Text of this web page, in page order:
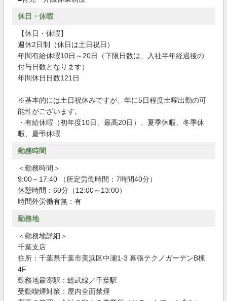
休日・休暇
【休日・休暇】
週休2日制（休日は土日祝日）
年間有給休暇10日～20日（下限日数は、入社半年経過後の
付与日数となります）
年間休日日数121日
※基本的には土日祝休みですが、年に5日程度土曜出勤の可
能性がございます。
・有給休暇（初年度10日、最高20日）、夏季休暇、冬季休
暇、慶弔休暇
勤務時間
＜勤務時間＞
9:00～17:40 （所定労働時間：7時間40分）
休憩時間：60分（12:00～13:00）
時間外労働有無：有
勤務地
＜勤務地詳細＞
千葉支店
住所：千葉県千葉市美浜区中瀬1-3 幕張テクノガーデンB棟
4F
勤務地最寄駅：総武線／千葉駅
受動喫煙対策：屋内全面禁煙